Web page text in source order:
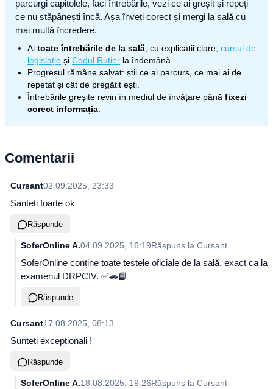
parcurgi capitolele, faci întrebările, vezi ce ai greșit și repeți
ce nu stăpânești încă. Așa înveți corect și mergi la sală cu
mai multă încredere.
Ai toate întrebările de la sală , cu explicații clare, cursul de
legislație și Codul Rutier la îndemână.
Progresul rămâne salvat: știi ce ai parcurs, ce mai ai de
repetat și cât de pregătit ești.
Întrebările greșite revin în mediul de învățare până fixezi
corect informația
Comentarii
Cursant02.09.2025, 23:33
Santeti foarte ok
Răspunde
SoferOnline A.04.09.2025, 16:19Răspuns la Cursant
SoferOnline conține toate testele oficiale de la sală, exact ca la
examenul DRPCIV. ✅🚗📘
Răspunde
Cursant17.08.2025, 08:13
Sunteți excepționali !
Răspunde
SoferOnline A.18.08.2025, 19:26Răspuns la Cursant